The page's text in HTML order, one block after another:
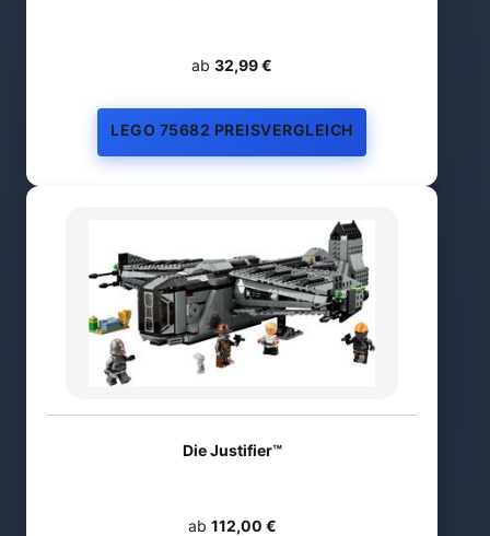
ab 32,99 €
LEGO 75682 PREISVERGLEICH
Die Justifier™
ab 112,00 €